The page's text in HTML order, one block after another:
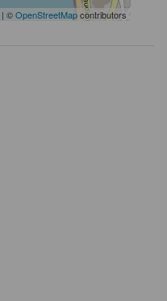
| ©OpenStreetMapcontributors